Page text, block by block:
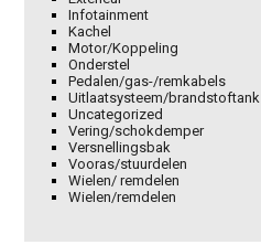
Infotainment
Kachel
Motor/Koppeling
Onderstel
Pedalen/gas-/remkabels
Uitlaatsysteem/brandstoftank
Uncategorized
Vering/schokdemper
Versnellingsbak
Vooras/stuurdelen
Wielen/ remdelen
Wielen/remdelen